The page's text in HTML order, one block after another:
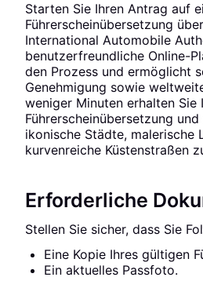
Starten Sie Ihren Antrag auf
Führerscheinübersetzung
International Automobile
benutzerfreundliche Online-
den Prozess und ermöglicht
Genehmigung sowie
weniger Minuten erhalten Sie
Führerscheinübersetzung
ikonische Städte, malerische
kurvenreiche Küstenstraßen
Erforderliche
Stellen Sie sicher, dass Sie
Eine Kopie Ihres gültigen
Ein aktuelles Passfoto.